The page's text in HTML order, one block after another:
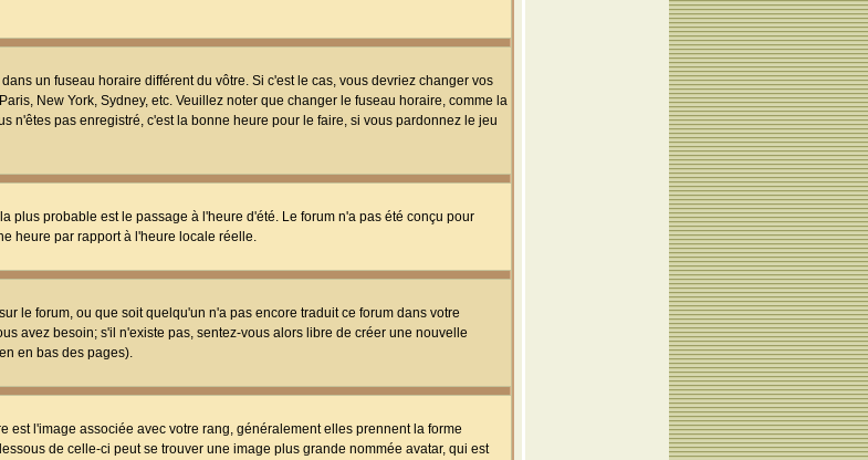
un fuseau horaire différent du vôtre. Si c'est le cas, vous devriez changer vos
New York, Sydney, etc. Veuillez noter que changer le fuseau horaire, comme la
n'êtes pas enregistré, c'est la bonne heure pour le faire, si vous pardonnez le jeu
plus probable est le passage à l'heure d'été. Le forum n'a pas été conçu pour
heure par rapport à l'heure locale réelle.
le forum, ou que soit quelqu'un n'a pas encore traduit ce forum dans votre
avez besoin; s'il n'existe pas, sentez-vous alors libre de créer une nouvelle
en bas des pages).
est l'image associée avec votre rang, généralement elles prennent la forme
de celle-ci peut se trouver une image plus grande nommée avatar, qui est